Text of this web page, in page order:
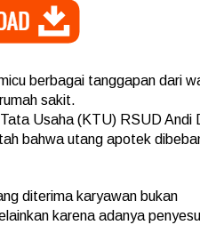
berbagai tanggapan dari
sakit.
Usaha (KTU) RSUD Andi
bahwa utang apotek
diterima karyawan bukan
karena adanya